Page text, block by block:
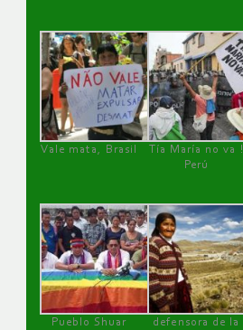
Vale mata, Brasil
Tía María no va !
Perú
Pueblo Shuar defensora de la